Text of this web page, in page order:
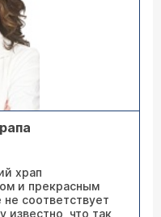
храп
и прекрасным
соответствует
известно, что так